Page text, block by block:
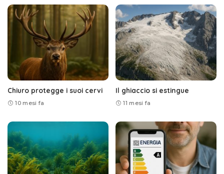
Chiuro protegge i suoi cervi
10 mesi fa
Il ghiaccio si estingue
11 mesi fa